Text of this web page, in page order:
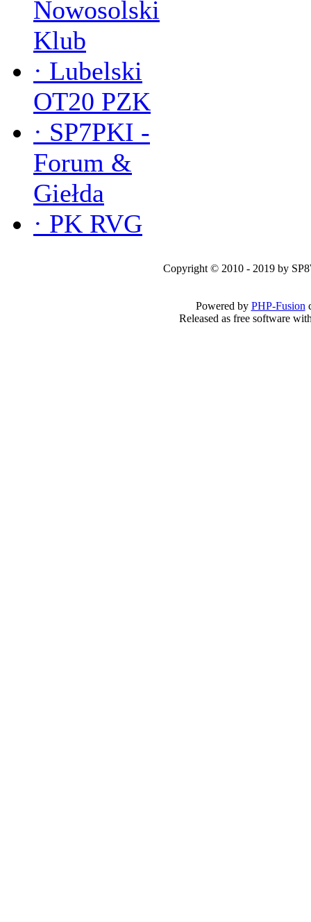
Nowosolski
Klub
· Lubelski
OT20 PZK
· SP7PKI -
Forum &
Giełda
· PK RVG
Copyright © 2010 - 2019 by
Powered by PHP-Fusion
Released as free software